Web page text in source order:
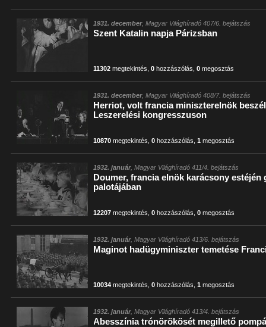
1931. december, Magyar Világhíradó 407/6. bejátszás
Szent Katalin napja Párizsban
11302 megtekintés ,0 hozzászólás ,0 megosztás
1931. december, Magyar Világhíradó 408/7. bejátszás
Herriot, volt francia miniszterelnök
Leszerelési kongresszuson
10870 megtekintés ,0 hozzászólás ,1 megosztás
1932. január, Magyar Világhíradó 411/4. bejátszás
Doumer, francia elnök karácsony
palotájában
12207 megtekintés ,0 hozzászólás ,0 megosztás
1932. január, Magyar Világhíradó 413/6. bejátszás
Maginot hadügyminiszter temetése
10034 megtekintés ,0 hozzászólás ,1 megosztás
1932. január, Magyar Világhíradó 413/4. bejátszás
Abesszínia trónörökösét megillető